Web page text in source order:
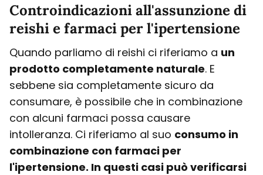
Controindicazioni all'assunzione di
reishi e farmaci per l'ipertensione
Quando parliamo di reishi ci riferiamo a un
prodotto completamente naturale. E
sebbene sia completamente sicuro da
consumare, è possibile che in combinazione
con alcuni farmaci possa causare
intolleranza. Ci riferiamo al suo consumo in
combinazione con farmaci per
l'ipertensione. In questi casi può verificarsi